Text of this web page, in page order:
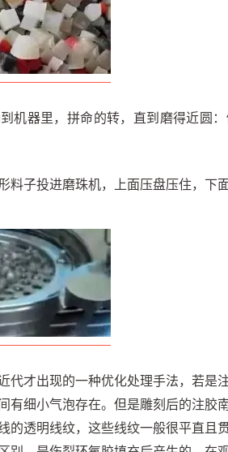
机器里，拼命的转，直到磨得近圆
料子投进磨珠机，上面压盘压住，下
代才出现的一种优化处理手法，若是
有细小气泡存在。但是雕刻后的注胶
的透明线纹，这些线纹一般很平直且